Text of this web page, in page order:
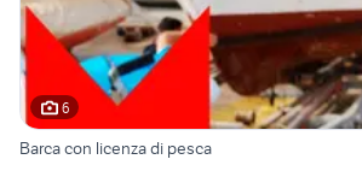
6
Barca con licenza di pesca